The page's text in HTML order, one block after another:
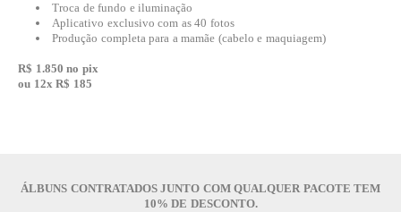
Troca de fundo e iluminação
Aplicativo exclusivo com as 40 fotos
Produção completa para a mamãe (cabelo e maquiagem)
R$ 1.850 no pix
ou 12x R$ 185
ÁLBUNS CONTRATADOS JUNTO COM QUALQUER PACOTE TEM
10% DE DESCONTO.